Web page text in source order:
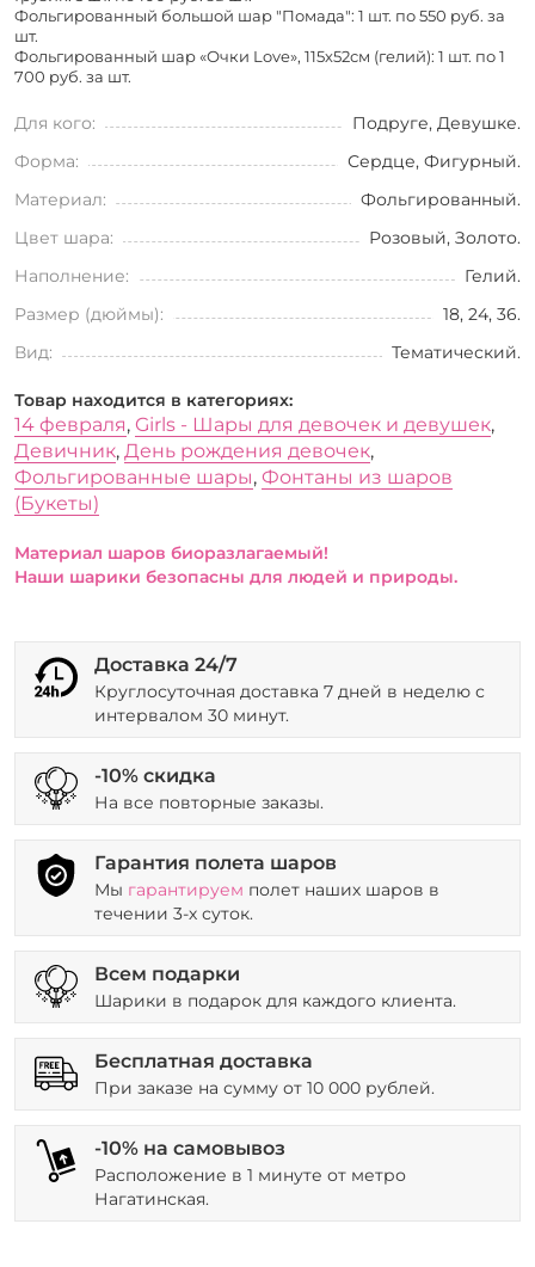
Фольгированный большой шар "Помада": 1 шт. по 550 руб. за
шт.
Фольгированный шар «Очки Love», 115х52см (гелий): 1 шт. по 1
700 руб. за шт.
Для кого:
Подруге, Девушке.
Форма:
Сердце, Фигурный.
Материал:
Фольгированный.
Цвет шара:
Розовый, Золото.
Наполнение:
Гелий.
Размер (дюймы):
18, 24, 36.
Вид:
Тематический.
Товар находится в категориях:
14 февраля, Girls - Шары для девочек и девушек,
Девичник, День рождения девочек,
Фольгированные шары, Фонтаны из шаров
(Букеты)
Материал шаров биоразлагаемый!
Наши шарики безопасны для людей и природы.
Доставка 24/7
Круглосуточная доставка 7 дней в неделю с
интервалом 30 минут.
-10% скидка
На все повторные заказы.
Гарантия полета шаров
Мы гарантируем полет наших шаров в
течении 3-х суток.
Всем подарки
Шарики в подарок для каждого клиента.
Бесплатная доставка
При заказе на сумму от 10 000 рублей.
-10% на самовывоз
Расположение в 1 минуте от метро
Нагатинская.